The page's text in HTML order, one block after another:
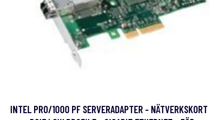
INTEL PRO/1000 PF SERVERADAPTER - NÄTVERKSKORT